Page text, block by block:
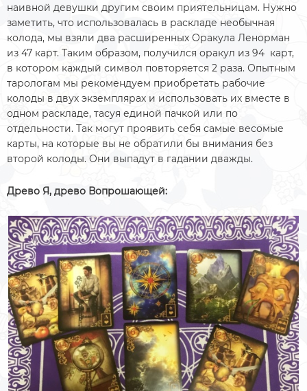
наивной девушки другим своим приятельницам. Нужно
заметить, что использовалась в раскладе необычная
колода, мы взяли два расширенных Оракула Ленорман
из 47 карт. Таким образом, получился оракул из 94 карт,
в котором каждый символ повторяется 2 раза. Опытным
тарологам мы рекомендуем приобретать рабочие
колоды в двух экземплярах и использовать их вместе в
одном раскладе, тасуя единой пачкой или по
отдельности. Так могут проявить себя самые весомые
карты, на которые вы не обратили бы внимания без
второй колоды. Они выпадут в гадании дважды.
Древо Я, древо Вопрошающей: